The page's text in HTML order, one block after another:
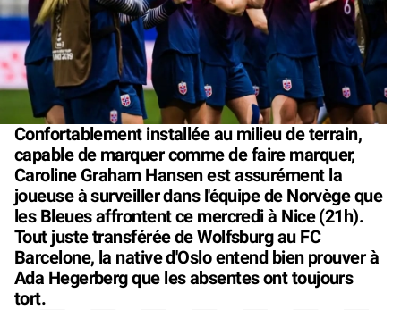
Confortablement installée au milieu de terrain,
capable de marquer comme de faire marquer,
Caroline Graham Hansen est assurément la
joueuse à surveiller dans l'équipe de Norvège que
les Bleues affrontent ce mercredi à Nice (21h).
Tout juste transférée de Wolfsburg au FC
Barcelone, la native d'Oslo entend bien prouver à
Ada Hegerberg que les absentes ont toujours
tort.